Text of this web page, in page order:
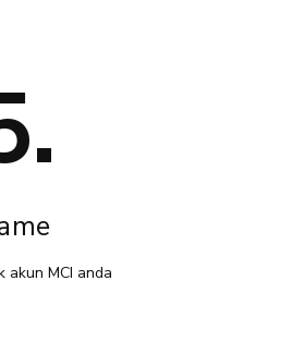
akun MCI anda